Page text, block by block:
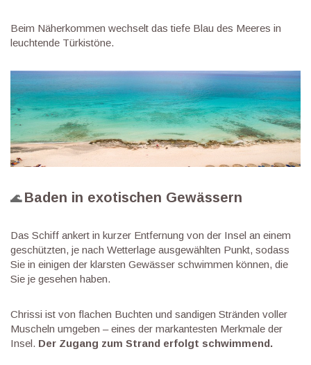
Beim Näherkommen wechselt das tiefe Blau des Meeres in
leuchtende Türkistöne.
🌊 Baden in exotischen Gewässern
Das Schiff ankert in kurzer Entfernung von der Insel an einem
geschützten, je nach Wetterlage ausgewählten Punkt, sodass
Sie in einigen der klarsten Gewässer schwimmen können, die
Sie je gesehen haben.
Chrissi ist von flachen Buchten und sandigen Stränden voller
Muscheln umgeben – eines der markantesten Merkmale der
Insel. Der Zugang zum Strand erfolgt schwimmend.